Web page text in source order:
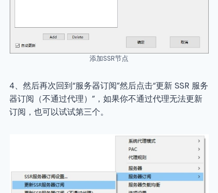
添加SSR节点
4、然后再次回到“服务器订阅”然后点击“更新 SSR 服务
器订阅（不通过代理）”，如果你不通过代理无法更新
订阅，也可以试试第三个。